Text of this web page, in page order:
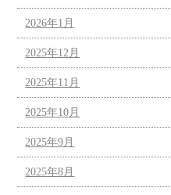
2026年1月
2025年12月
2025年11月
2025年10月
2025年9月
2025年8月